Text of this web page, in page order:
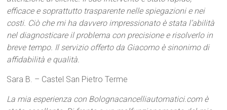
efficace e soprattutto trasparente nelle spiegazioni e nei
costi. Ciò che mi ha davvero impressionato è stata l’abilità
nel diagnosticare il problema con precisione e risolverlo in
breve tempo. Il servizio offerto da Giacomo è sinonimo di
affidabilità e qualità.
Sara B. – Castel San Pietro Terme
La mia esperienza con Bolognacancelliautomatici.com è